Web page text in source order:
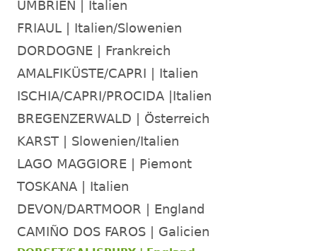
UMBRIEN | Italien
FRIAUL | Italien/Slowenien
DORDOGNE | Frankreich
AMALFIKÜSTE/CAPRI | Italien
ISCHIA/CAPRI/PROCIDA |Italien
BREGENZERWALD | Österreich
KARST | Slowenien/Italien
LAGO MAGGIORE | Piemont
TOSKANA | Italien
DEVON/DARTMOOR | England
CAMIÑO DOS FAROS | Galicien